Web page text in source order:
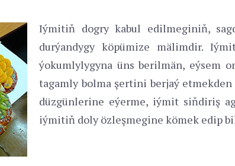
Iýmitiň dogry kabul edilmeginiň,
durýandygy köpümize mälimdir.
ýokumlylygyna üns berilmän, eýsem
tagamly bolma şertini berjaý etmekden
düzgünlerine eýerme, iýmit siňdiriş
iýmitiň doly özleşmegine kömek edip